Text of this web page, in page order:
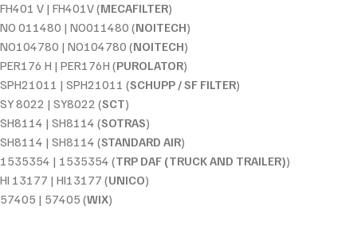
FH401 V | FH401V (MECAFILTER)
NO 011480 | NO011480 (NOITECH)
NO104780 | NO104780 (NOITECH)
PER176 H | PER176H (PUROLATOR)
SPH21011 | SPH21011 (SCHUPP / SF FILTER)
SY 8022 | SY8022 (SCT)
SH8114 | SH8114 (SOTRAS)
SH8114 | SH8114 (STANDARD AIR)
1535354 | 1535354 (TRP DAF (TRUCK AND TRAILER))
HI 13177 | HI13177 (UNICO)
57405 | 57405 (WIX)